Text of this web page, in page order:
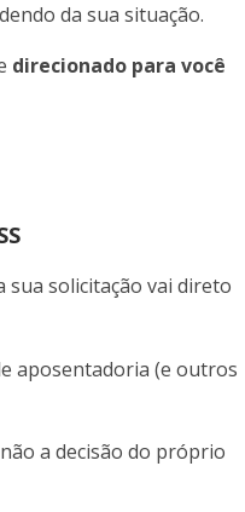
da sua situação.
direcionado para você
sua solicitação vai direto
aposentadoria (e outros
a decisão do próprio